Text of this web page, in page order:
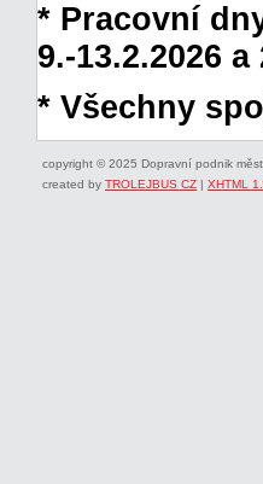
* Pracovní
9.-13.2.2026 a
* Všechny
copyright © 2025 Dopravní podnik
created by TROLEJBUS CZ | XHTML